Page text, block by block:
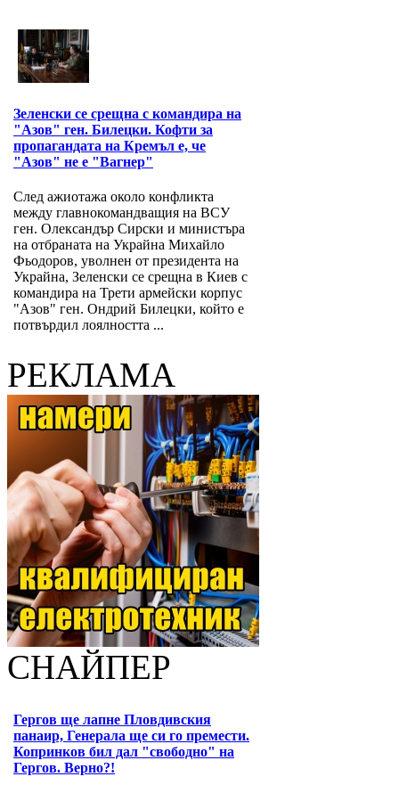
Зеленски се срещна с командира на
"Азов" ген. Билецки. Кофти за
пропагандата на Кремъл е, че
"Азов" не е "Вагнер"
След ажиотажа около конфликта
между главнокомандващия на ВСУ
ген. Олександър Сирски и министъра
на отбраната на Украйна Михайло
Фьодоров, уволнен от президента на
Украйна, Зеленски се срещна в Киев с
командира на Трети армейски корпус
"Азов" ген. Ондрий Билецки, който е
потвърдил лоялността ...
РЕКЛАМА
СНАЙПЕР
Гергов ще лапне Пловдивския
панаир, Генерала ще си го премести.
Копринков бил дал "свободно" на
Гергов. Верно?!